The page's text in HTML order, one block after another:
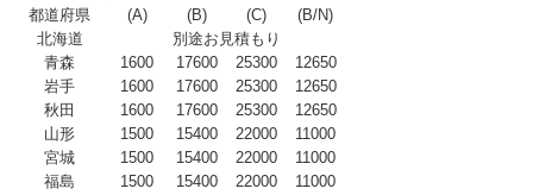
都道府県
(A) (B) (C)
(B/N)
北海道
別途お見積もり
青森
1600 17600 25300
12650
岩手
1600 17600 25300
12650
秋田
1600 17600 25300
12650
山形
1500 15400 22000
11000
宮城
1500 15400 22000
11000
福島
1500 15400 22000
11000